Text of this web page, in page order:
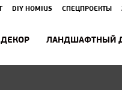
DIY HOMIUS СПЕЦПРОЕКТЫ
ДЕКОР ЛАНДШАФТНЫЙ